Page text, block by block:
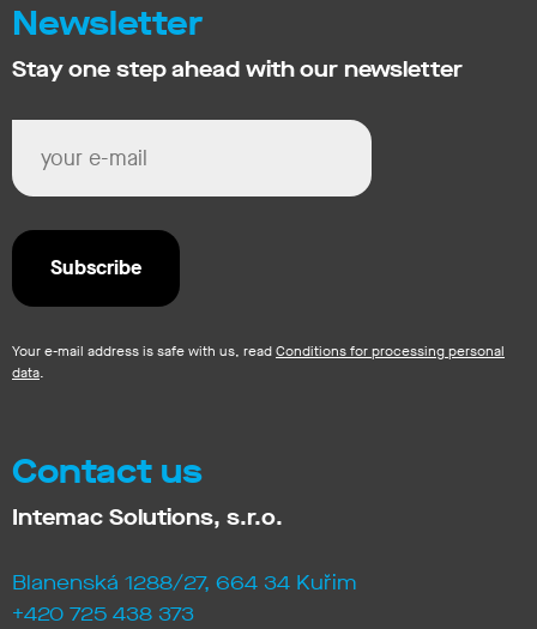
Newsletter
Stay one step ahead with our newsletter
Your e-mail address is safe with us, readConditions for processing personal
data.
Contact us
Intemac Solutions, s.r.o.
Blanenská 1288/27, 664 34 Kuřim
+420 725 438 373